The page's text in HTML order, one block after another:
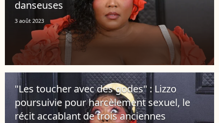
danseuses
3 août 2023
"Les toucher avec des godes" : Lizzo
poursuivie pour harcèlement sexuel, le
récit accablant de trois anciennes